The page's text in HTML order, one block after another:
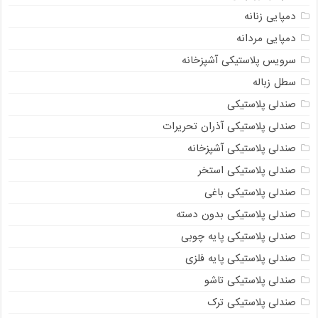
دمپایی زنانه
دمپایی مردانه
سرویس پلاستیکی آشپزخانه
سطل زباله
صندلی پلاستیکی
صندلی پلاستیکی آذران تحریرات
صندلی پلاستیکی آشپزخانه
صندلی پلاستیکی استخر
صندلی پلاستیکی باغی
صندلی پلاستیکی بدون دسته
صندلی پلاستیکی پایه چوبی
صندلی پلاستیکی پایه فلزی
صندلی پلاستیکی تاشو
صندلی پلاستیکی ترک